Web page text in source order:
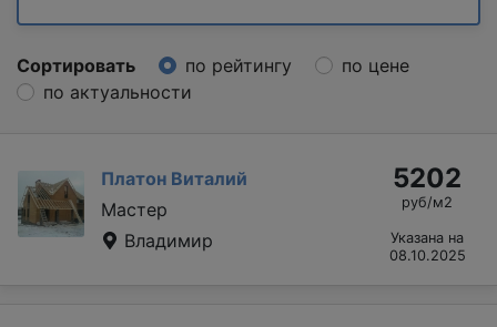
Сортировать по рейтингу
по цене
по актуальности
Платон Виталий
Мастер
Владимир
5202
руб/м2
Указана на
08.10.2025